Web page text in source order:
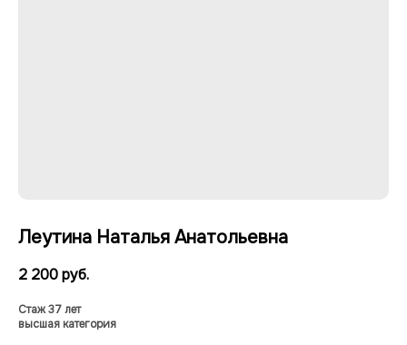
Леутина Наталья Анатольевна
2 200руб.
Стаж 37 лет
высшая категория